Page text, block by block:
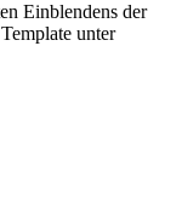
Einblendens der
unter